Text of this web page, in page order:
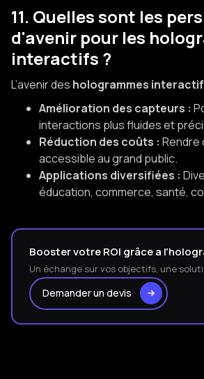
11. Quelles sont les
d'avenir pour les
interactifs ?
L’avenir des hologrammes
Amélioration des capteurs :
interactions plus fluides et
Réduction des coûts :
accessible au grand public.
Applications diversifiées :
éducation, commerce, santé,
Booster votre ROI grâce a
Un échange sur vos objectifs, une
Demander un devis